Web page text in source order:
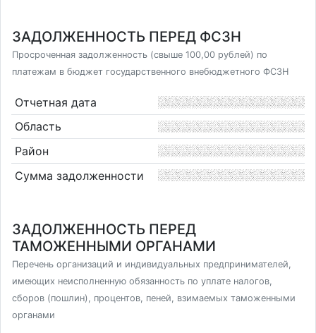
ЗАДОЛЖЕННОСТЬ ПЕРЕД ФСЗН
Просроченная задолженность (свыше 100,00 рублей) по
платежам в бюджет государственного внебюджетного ФСЗН
Отчетная дата
Область
Район
Сумма задолженности
ЗАДОЛЖЕННОСТЬ ПЕРЕД
ТАМОЖЕННЫМИ ОРГАНАМИ
Перечень организаций и индивидуальных предпринимателей,
имеющих неисполненную обязанность по уплате налогов,
сборов (пошлин), процентов, пеней, взимаемых таможенными
органами